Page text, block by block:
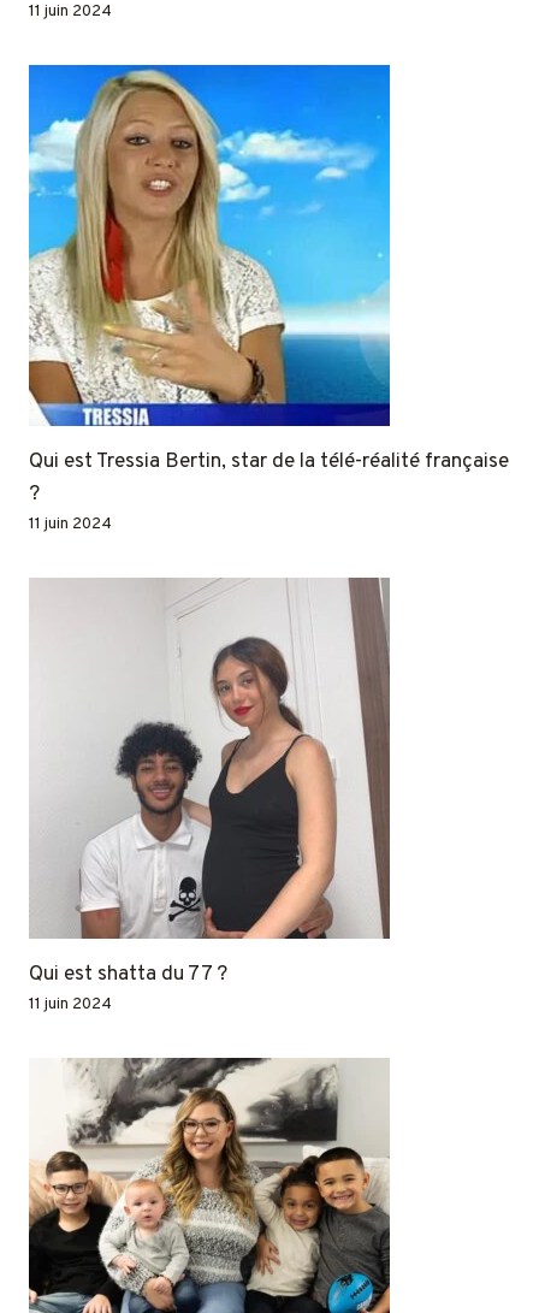
11 juin 2024
Qui est Tressia Bertin, star de la télé-réalité française
?
11 juin 2024
Qui est shatta du 77 ?
11 juin 2024